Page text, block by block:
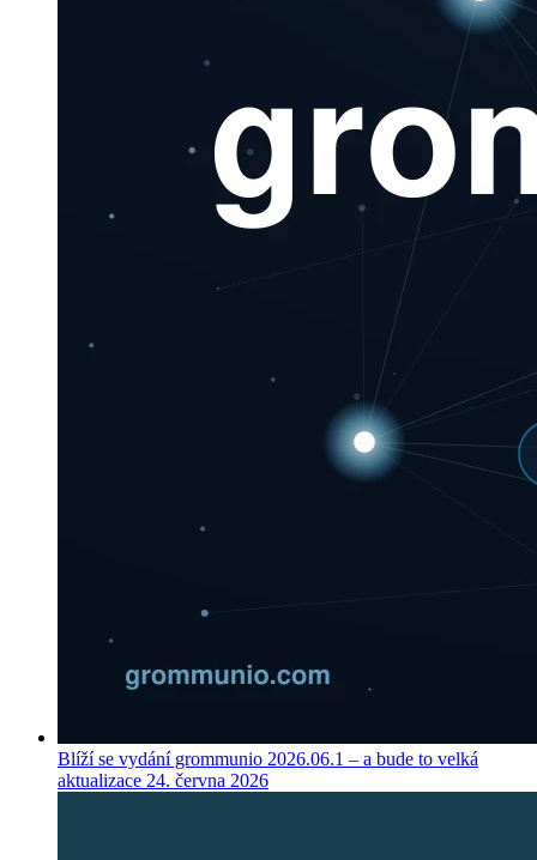
Blíží se vydání grommunio 2026.06.1 – a bude to velká
aktualizace 24. června 2026